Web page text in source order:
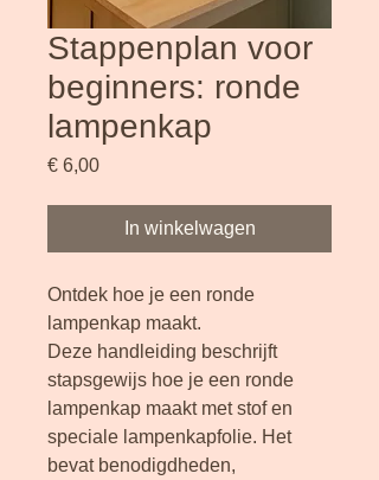
Stappenplan voor
beginners: ronde
lampenkap
€ 6,00Prijs
In winkelwagen
Ontdek hoe je een ronde
lampenkap maakt.
Deze handleiding beschrijft
stapsgewijs hoe je een ronde
lampenkap maakt met stof en
speciale lampenkapfolie. Het
bevat benodigdheden,